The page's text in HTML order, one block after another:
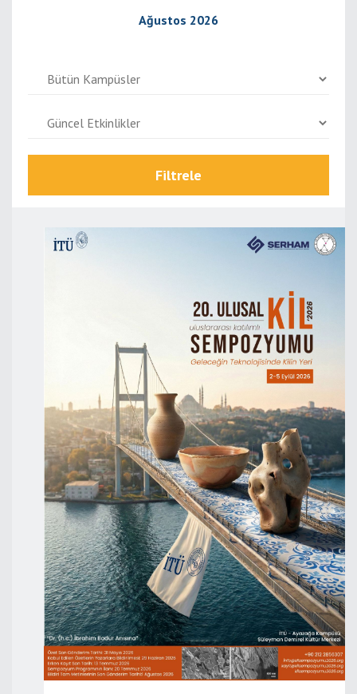
Ağustos 2026